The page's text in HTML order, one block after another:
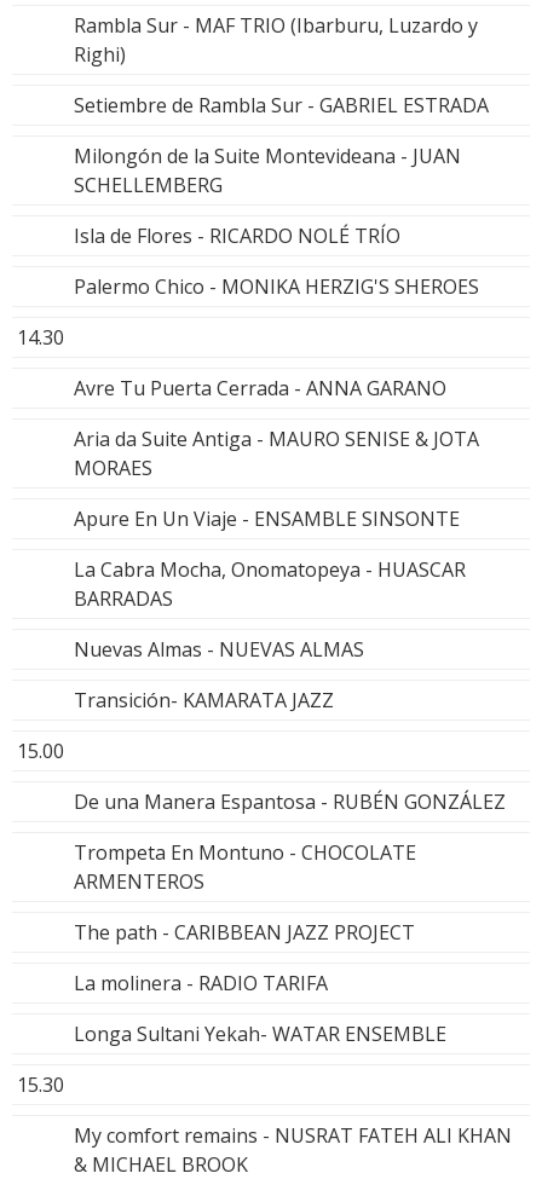
Rambla Sur - MAF TRIO (Ibarburu, Luzardo y
Righi)
Setiembre de Rambla Sur - GABRIEL ESTRADA
Milongón de la Suite Montevideana - JUAN
SCHELLEMBERG
Isla de Flores - RICARDO NOLÉ TRÍO
Palermo Chico - MONIKA HERZIG'S SHEROES
14.30
Avre Tu Puerta Cerrada - ANNA GARANO
Aria da Suite Antiga - MAURO SENISE & JOTA
MORAES
Apure En Un Viaje - ENSAMBLE SINSONTE
La Cabra Mocha, Onomatopeya - HUASCAR
BARRADAS
Nuevas Almas - NUEVAS ALMAS
Transición- KAMARATA JAZZ
15.00
De una Manera Espantosa - RUBÉN GONZÁLEZ
Trompeta En Montuno - CHOCOLATE
ARMENTEROS
The path - CARIBBEAN JAZZ PROJECT
La molinera - RADIO TARIFA
Longa Sultani Yekah- WATAR ENSEMBLE
15.30
My comfort remains - NUSRAT FATEH ALI KHAN
& MICHAEL BROOK